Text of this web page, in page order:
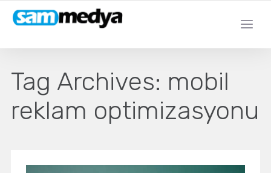
Tag Archives: mobil
reklam optimizasyonu